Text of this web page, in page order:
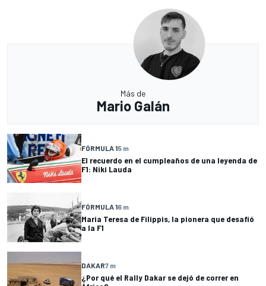
Más de
Mario Galán
FÓRMULA 15 m
El recuerdo en el cumpleaños de una leyenda de
F1: Niki Lauda
FÓRMULA 16 m
Maria Teresa de Filippis, la pionera que desafió
a la F1
DAKAR7 m
¿Por qué el Rally Dakar se dejó de correr en